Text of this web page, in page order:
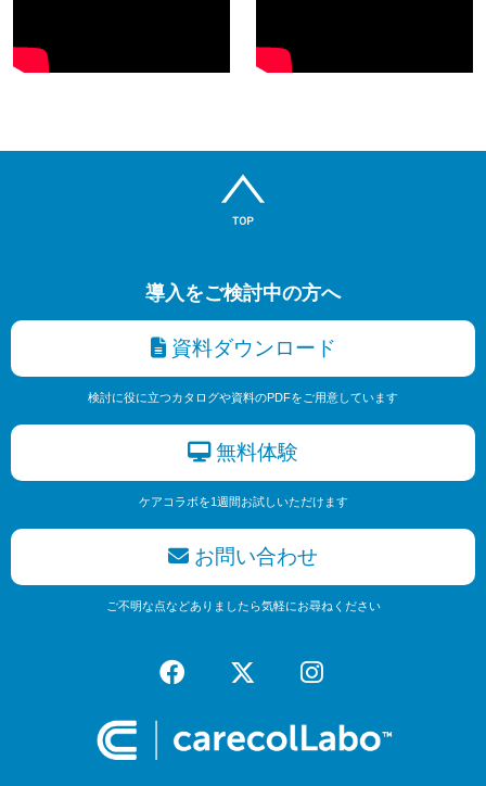
導入をご検討中の方へ
資料ダウンロード
検討に役に立つカタログや資料のPDFをご用意しています
無料体験
ケアコラボを1週間お試しいただけます
お問い合わせ
ご不明な点などありましたら気軽にお尋ねください